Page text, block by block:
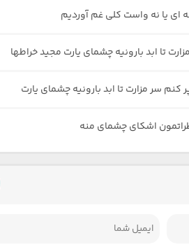
ای یا نه واست کلی غم آوردیم
تا ابد بارونیه چشمای یارت مجید خراطها
سر مزارت تا ابد بارونیه چشمای یارت
اشکای چشمای منه